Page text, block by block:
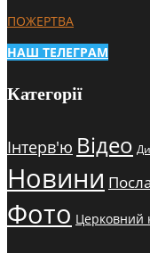
ПОЖЕРТВА
НАШ ТЕЛЕГРАМ
Категорії
Інтерв'ю Відео
Новини
Фото Церковний